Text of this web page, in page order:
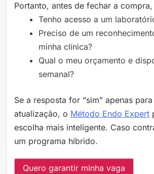
Portanto, antes de fechar a
Tenho acesso a um
Preciso de um
minha clínica?
Qual o meu orçamento e
semanal?
Se a resposta for “sim” apenas
atualização, o Método Endo Expert
escolha mais inteligente. Caso
um programa híbrido.
Quero garantir minha vaga